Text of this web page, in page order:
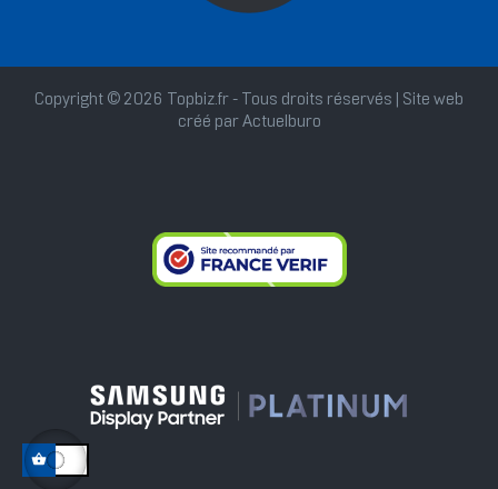
Copyright © 2026 Topbiz.fr - Tous droits réservés | Site web
créé par Actuelburo